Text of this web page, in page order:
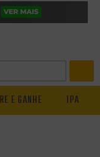
E GANHE IPA